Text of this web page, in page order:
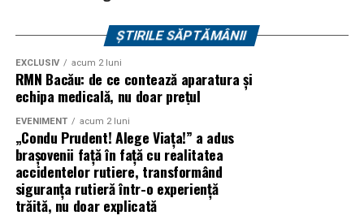
propun să genereze schimbări pozitive în comunitățile
din care fac parte, prin inițiative sociale, educaționale,
culturale și civice.
Sursa articol:BVON.ro
regizorulPaul Decu.
Caravana„În pielea mea”ajunge la
Cinema City
Shopping City Ploiești, pe 18 februarie,
alături de actorii Ioana State, Vlad și Oana Gherman,
Azaleea Necula și Gabriel Vatavu.
O comedie actuală și spumoasă, filmul
mea”este distribuit de T.R.I.B.E. Films.
ȘTIRILE SĂPTĂMÂNII
EXCLUSIV acum 2 luni
RMN Bacău: de ce contează aparatura și
echipa medicală, nu doar prețul
EVENIMENT acum 2 luni
„Condu Prudent! Alege Viața!” a adus
brașovenii față în față cu realitatea
accidentelor rutiere, transformând
siguranța rutieră într-o experiență
trăită, nu doar explicată